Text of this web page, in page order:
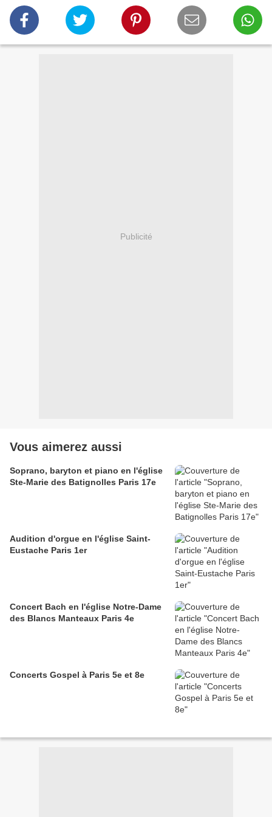
Publicité
Vous aimerez aussi
Soprano, baryton et piano en l'église
Ste-Marie des Batignolles Paris 17e
Audition d'orgue en l'église Saint-
Eustache Paris 1er
Concert Bach en l'église Notre-Dame
des Blancs Manteaux Paris 4e
Concerts Gospel à Paris 5e et 8e